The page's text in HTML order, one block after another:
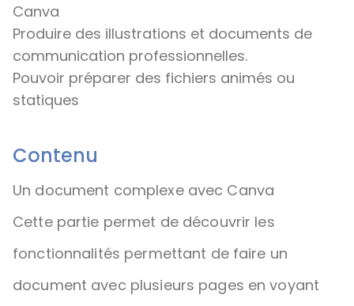
Canva
Produire des illustrations et documents de
communication professionnelles.
Pouvoir préparer des fichiers animés ou
statiques
Contenu
Un document complexe avec Canva
Cette partie permet de découvrir les
fonctionnalités permettant de faire un
document avec plusieurs pages en voyant